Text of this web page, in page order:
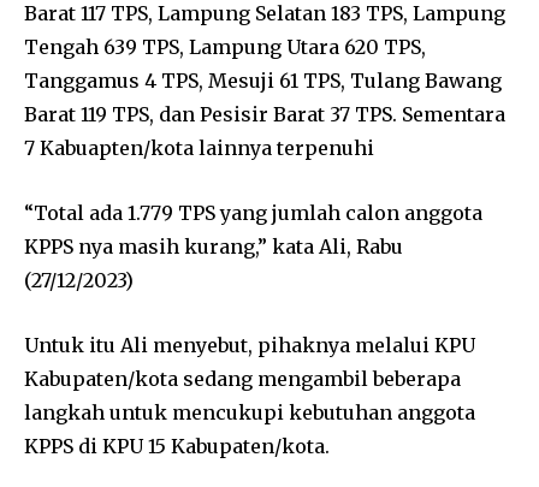
Barat 117 TPS, Lampung Selatan 183 TPS, Lampung
Tengah 639 TPS, Lampung Utara 620 TPS,
Tanggamus 4 TPS, Mesuji 61 TPS, Tulang Bawang
Barat 119 TPS, dan Pesisir Barat 37 TPS. Sementara
7 Kabuapten/kota lainnya terpenuhi
“Total ada 1.779 TPS yang jumlah calon anggota
KPPS nya masih kurang,” kata Ali, Rabu
(27/12/2023)
Untuk itu Ali menyebut, pihaknya melalui KPU
Kabupaten/kota sedang mengambil beberapa
langkah untuk mencukupi kebutuhan anggota
KPPS di KPU 15 Kabupaten/kota.